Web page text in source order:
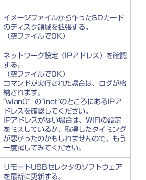
イメージファイルから作ったSDカード
のディスク領域を拡張する。
（空ファイルでOK）
ネットワーク設定（IPアドレス）を確認
する。
（空ファイルでOK）
コマンドが実行された場合は、ログが格
納されます。
“wlan0″の”inet”のところにあるIPア
ドレスを確認してください。
IPアドレスがない場合は、WIFIの設定
をミスしているか、取得したタイミング
が悪かったのかもしれませんので、もう
一度試してみてください。
リモートUSBセレクタのソフトウェア
を最新に更新する。